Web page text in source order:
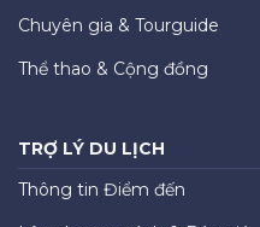
Chuyên gia & Tourguide
Thể thao & Cộng đồng
TRỢ LÝ DU LỊCH
Thông tin Điểm đến